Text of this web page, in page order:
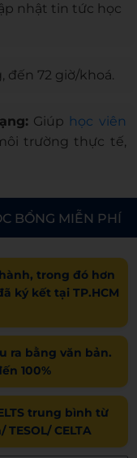
nhật tin tức học
đến 72 giờ/khoá.
Giúp học viên
trường thực tế,
BỔNG MIỄN PHÍ
trong đó hơn
ký kết tại TP.HCM
ra bằng văn bản.
100%
trung bình từ
CELTA